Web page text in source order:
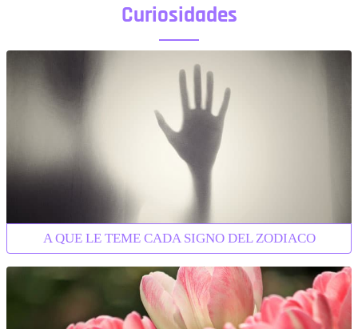
Curiosidades
A QUE LE TEME CADA SIGNO DEL ZODIACO